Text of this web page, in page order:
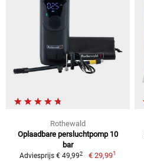
Rothewald
Oplaadbare persluchtpomp 10
bar
Adviesprijs € 49,992 € 29,991